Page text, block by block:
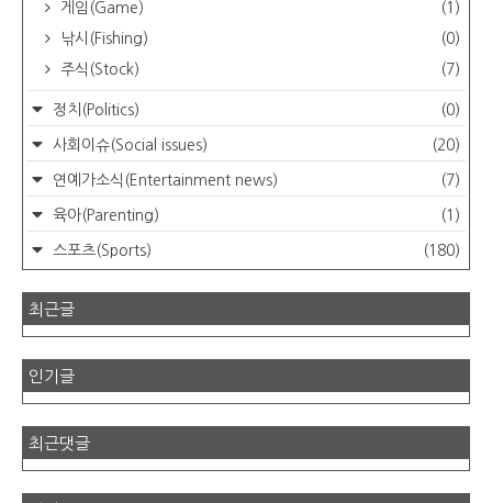
게임(Game)
(1)
낚시(Fishing)
(0)
주식(Stock)
(7)
정치(Politics) (0)
사회이슈(Social issues) (20)
연예가소식(Entertainment news) (7)
육아(Parenting) (1)
스포츠(Sports) (180)
최근글
인기글
최근댓글